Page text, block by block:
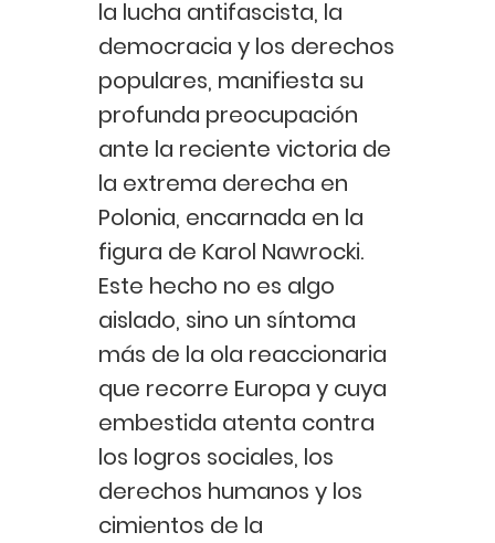
la lucha antifascista, la
democracia y los derechos
populares, manifiesta su
profunda preocupación
ante la reciente victoria de
la extrema derecha en
Polonia, encarnada en la
figura de Karol Nawrocki.
Este hecho no es algo
aislado, sino un síntoma
más de la ola reaccionaria
que recorre Europa y cuya
embestida atenta contra
los logros sociales, los
derechos humanos y los
cimientos de la